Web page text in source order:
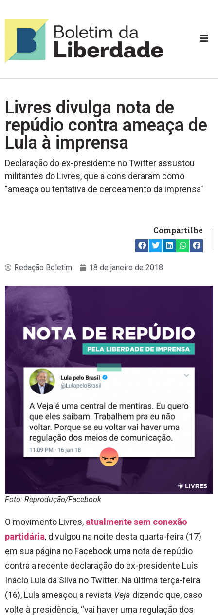
Livres divulga nota de
repúdio contra ameaça de
Lula à imprensa
Declaração do ex-presidente no Twitter assustou
militantes do Livres, que a consideraram como
"ameaça ou tentativa de cerceamento da imprensa"
Compartilhe
Redação Boletim 18 de janeiro de 2018
Foto: Reprodução/Facebook
O movimento Livres, atualmente sem conexão
partidária, divulgou na noite desta quarta-feira (17)
em sua página no Facebook uma nota de repúdio
contra a recente declaração do ex-presidente Luís
Inácio Lula da Silva no Twitter. Na última terça-feira
(16), Lula ameaçou a revista Veja dizendo que, caso
volte à presidência, “vai haver uma regulação dos